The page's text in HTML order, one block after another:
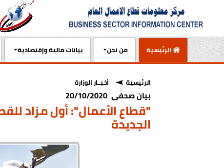
الرئيسية
(current) من نحن بيانات مالية وإقتصادية
الرئيسية أخبــار الوزارة
بيان صحفى 20/10/2020
"قطاع الأعمال": أول مزاد
الجديدة